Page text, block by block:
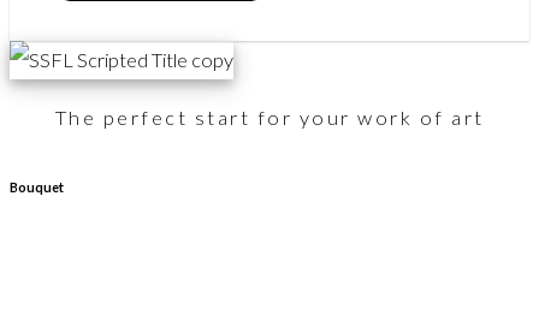
The perfect start for your work of art
Bouquet